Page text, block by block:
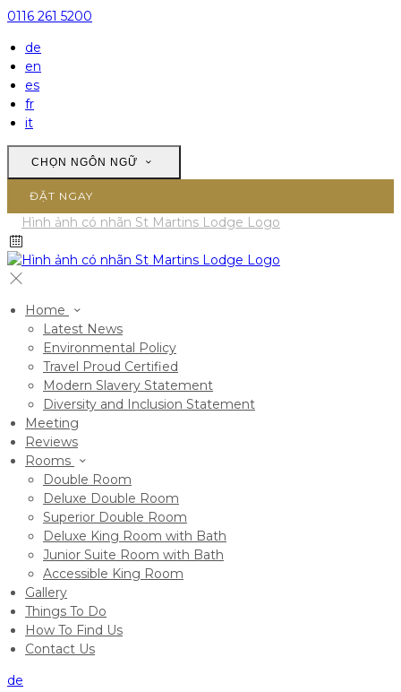
0116 261 5200
de
en
es
fr
it
CHỌN NGÔN NGỮ
ĐẶT NGAY
Home
Latest News
Environmental Policy
Travel Proud Certified
Modern Slavery Statement
Diversity and Inclusion Statement
Meeting
Reviews
Rooms
Double Room
Deluxe Double Room
Superior Double Room
Deluxe King Room with Bath
Junior Suite Room with Bath
Accessible King Room
Gallery
Things To Do
How To Find Us
Contact Us
de